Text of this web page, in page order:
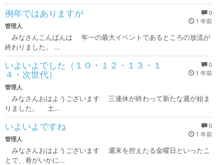
0
1 年前
例年ではありますが
管理人
みなさんこんばんは 年一の最大イベントであるところの放流が
終わりました。 ...
0
1 年前
いよいよでした（１０・１２・１３・１
４・次世代）
管理人
みなさんおはようございます 三連休が終わって新たな週が始ま
りました。 土...
0
1 年前
いよいよですね
管理人
みなさんおはようございます 週末を控えたる金曜日といったこ
とで、巷がいかに...